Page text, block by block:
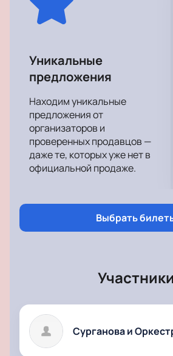
посещения концерта своего
исполнителя!
Уникальные
предложения
Находим уникальные
предложения от
организаторов и
проверенных продавцов —
даже те, которых уже нет в
официальной продаже.
Выбрать
Участники
Сурганова и